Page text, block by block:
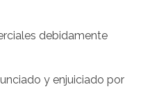
debidamente
y enjuiciado por